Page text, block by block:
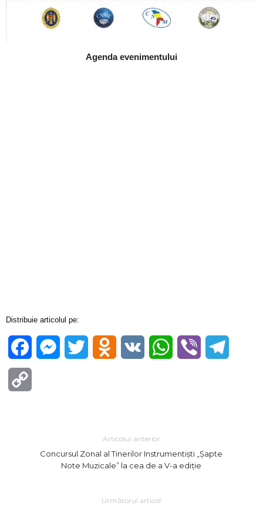
Agenda evenimentului
Distribuie articolul pe:
FacebookMessenger
Twitter Odnoklassniki
VK WhatsApp
Viber
Articolul anterior
Concursul Zonal al Tinerilor Instrumentiști „Șapte
Note Muzicale” la cea de a V-a ediție
Următorul articol